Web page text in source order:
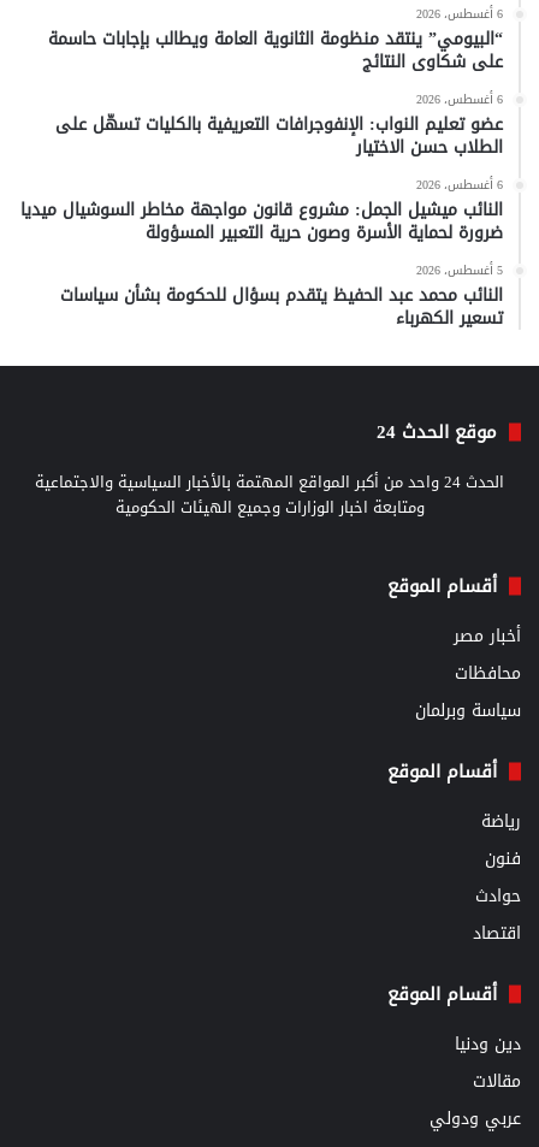
6 أغسطس، 2026
“البيومي” ينتقد منظومة الثانوية العامة ويطالب بإجابات حاسمة
على شكاوى النتائج
6 أغسطس، 2026
عضو تعليم النواب: الإنفوجرافات التعريفية بالكليات تسهّل على
الطلاب حسن الاختيار
6 أغسطس، 2026
النائب ميشيل الجمل: مشروع قانون مواجهة مخاطر السوشيال ميديا
ضرورة لحماية الأسرة وصون حرية التعبير المسؤولة
5 أغسطس، 2026
النائب محمد عبد الحفيظ يتقدم بسؤال للحكومة بشأن سياسات
تسعير الكهرباء
موقع الحدث 24
الحدث 24 واحد من أكبر المواقع المهتمة بالأخبار السياسية والاجتماعية
ومتابعة اخبار الوزارات وجميع الهيئات الحكومية
أقسام الموقع
أخبار مصر
محافظات
سياسة وبرلمان
أقسام الموقع
رياضة
فنون
حوادث
اقتصاد
أقسام الموقع
دين ودنيا
مقالات
عربي ودولي